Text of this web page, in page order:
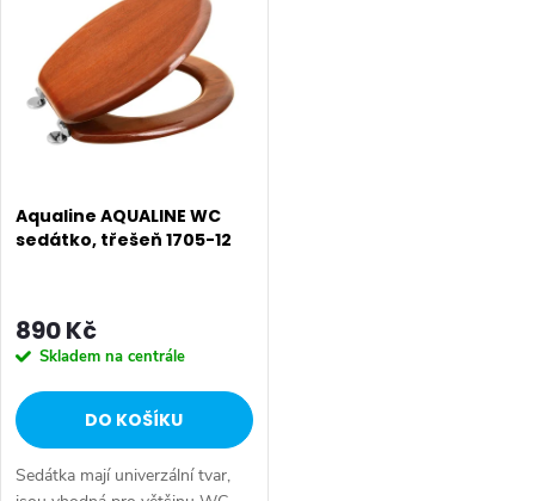
HDF/dýha • Tvar:...
Aqualine AQUALINE WC
sedátko, třešeň 1705-12
890 Kč
Skladem na centrále
DO KOŠÍKU
Sedátka mají univerzální tvar,